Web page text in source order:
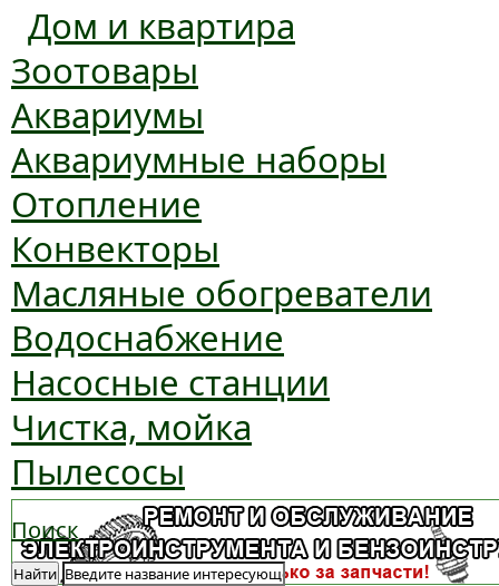
Дом и квартира
Зоотовары
Аквариумы
Аквариумные наборы
Отопление
Конвекторы
Масляные обогреватели
Водоснабжение
Насосные станции
Чистка, мойка
Пылесосы
Поиск
Найти